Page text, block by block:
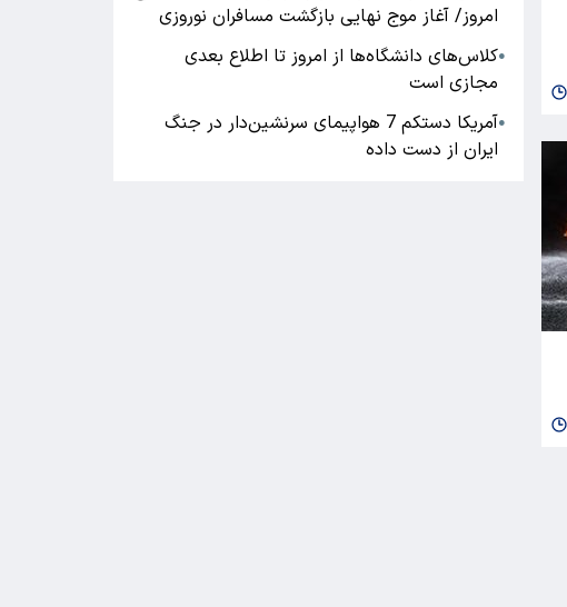
امروز/ آغاز موج نهایی بازگشت مسافران نوروزی
●کلاس‌های دانشگاه‌ها از امروز تا اطلاع بعدی
مجازی است
●
آمریکا دستکم 7 هواپیمای سرنشین‌دار در جنگ
ایران از دست داده